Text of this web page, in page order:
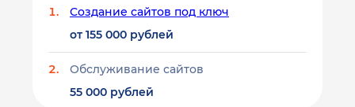
Создание сайтов под ключ
от 155 000 рублей
Обслуживание сайтов
55 000 рублей